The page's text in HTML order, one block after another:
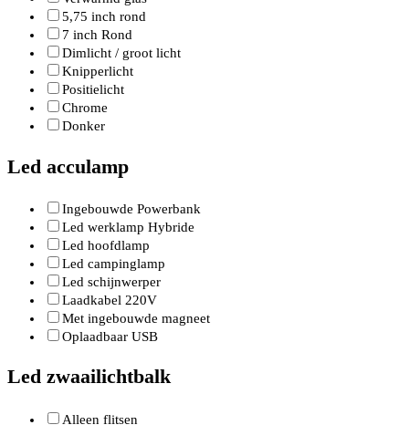
5,75 inch rond
7 inch Rond
Dimlicht / groot licht
Knipperlicht
Positielicht
Chrome
Donker
Led acculamp
Ingebouwde Powerbank
Led werklamp Hybride
Led hoofdlamp
Led campinglamp
Led schijnwerper
Laadkabel 220V
Met ingebouwde magneet
Oplaadbaar USB
Led zwaailichtbalk
Alleen flitsen